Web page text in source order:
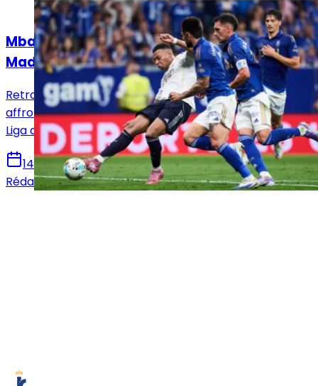
Actualités
Mbappé sur le banc : le XI titulaire du Real
Madrid face au Real Oviedo !
Retrouvez la composition officielle du Real Madrid pour
affronter le Real Oviedo en vue de la 36e journée de
Liga avec notamment le retour de Mbappé.
14 mai 2026
Rédaction Le Journal du Real